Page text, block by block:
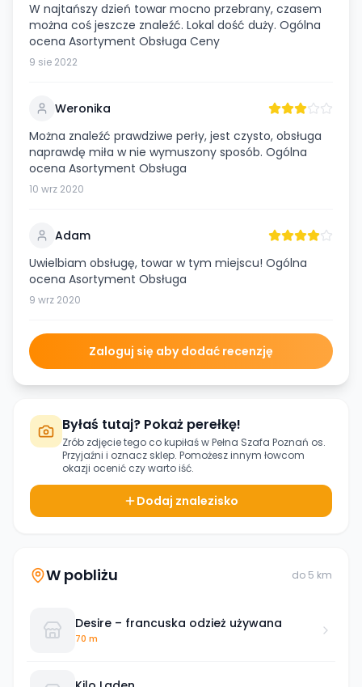
W najtańszy dzień towar mocno przebrany, czasem
można coś jeszcze znaleźć. Lokal dość duży. Ogólna
ocena Asortyment Obsługa Ceny
9 sie 2022
Weronika
Można znaleźć prawdziwe perły, jest czysto, obsługa
naprawdę miła w nie wymuszony sposób. Ogólna
ocena Asortyment Obsługa
10 wrz 2020
Adam
Uwielbiam obsługę, towar w tym miejscu! Ogólna
ocena Asortyment Obsługa
9 wrz 2020
Zaloguj się aby dodać recenzję
Byłaś tutaj? Pokaż perełkę!
Zrób zdjęcie tego co kupiłaś wPełna Szafa Poznań os.
Przyjaźni i oznacz sklep. Pomożesz innym łowcom
okazji ocenić czy warto iść.
Dodaj znalezisko
W pobliżu do 5 km
Desire – francuska odzież używana
70 m